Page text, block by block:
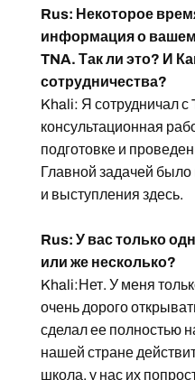
Rus: Некоторое
информация о вашем
TNA. Так ли это? И
сотрудничества?
Khali: Я сотрудничал с
консультационная
подготовке и
Главной задачей
и выступления здесь.
Rus: У вас только
или же несколько?
Khali:Нет. У меня
очень дорого
сделал ее полностью
нашей стране
школа, у нас их